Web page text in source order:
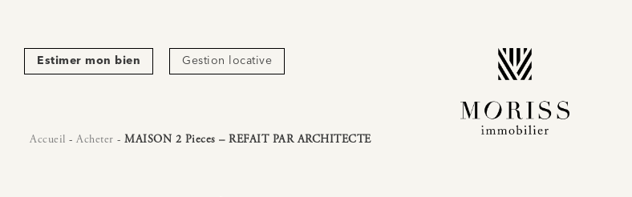
Estimer mon bien Gestion locative
Accueil - Acheter - MAISON 2 Pieces – REFAIT PAR ARCHITECTE